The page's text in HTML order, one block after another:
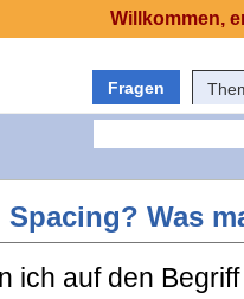
Fragen
Spacing? Was
ich auf den
Willkommen,